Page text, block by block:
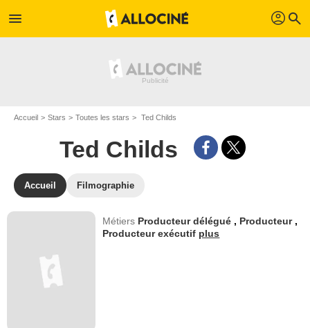
menu profil search
Accueil Stars Toutes les stars Ted Childs
Ted Childs
Accueil Filmographie
Métiers Producteur délégué , Producteur ,
Producteur exécutif plus